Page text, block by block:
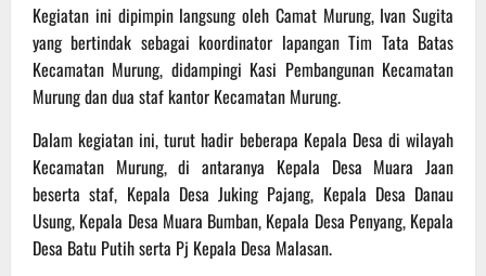
Kegiatan ini dipimpin langsung oleh Camat Murung, Ivan Sugita
yang bertindak sebagai koordinator lapangan Tim Tata Batas
Kecamatan Murung, didampingi Kasi Pembangunan Kecamatan
Murung dan dua staf kantor Kecamatan Murung.
Dalam kegiatan ini, turut hadir beberapa Kepala Desa di wilayah
Kecamatan Murung, di antaranya Kepala Desa Muara Jaan
beserta staf, Kepala Desa Juking Pajang, Kepala Desa Danau
Usung, Kepala Desa Muara Bumban, Kepala Desa Penyang, Kepala
Desa Batu Putih serta Pj Kepala Desa Malasan.